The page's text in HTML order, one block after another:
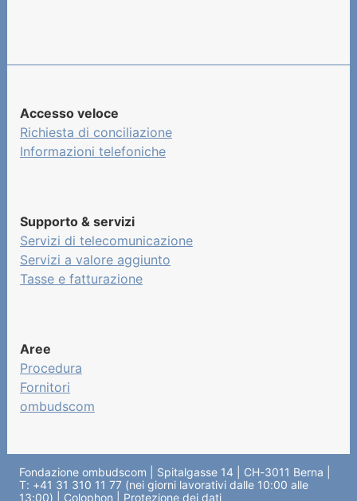
Accesso veloce
Richiesta di conciliazione
Informazioni telefoniche
Supporto & servizi
Servizi di telecomunicazione
Servizi a valore aggiunto
Tasse e fatturazione
Aree
Procedura
Fornitori
ombudscom
Fondazione ombudscom | Spitalgasse 14 | CH-3011 Berna |
T: +41 31 310 11 77 (nei giorni lavorativi dalle 10:00 alle
13:00) | Colophon Protezione dei dati